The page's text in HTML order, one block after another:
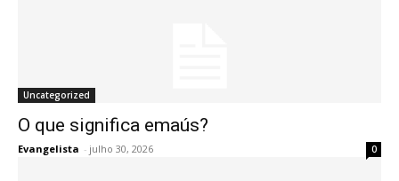
Uncategorized
O que significa emaús?
Evangelista - julho 30, 2026 0